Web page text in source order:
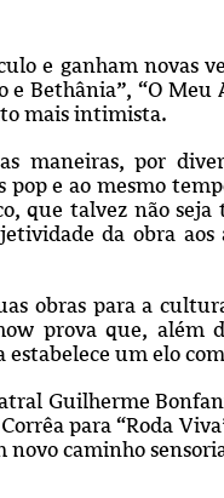
e ganham novas
e Bethânia”, “O
mais intimista.
maneiras, por
e ao mesmo
que talvez não seja
da obra
obras para a
prova que, além
um elo
Guilherme
para “Roda
caminho